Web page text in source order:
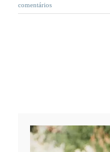
comentários